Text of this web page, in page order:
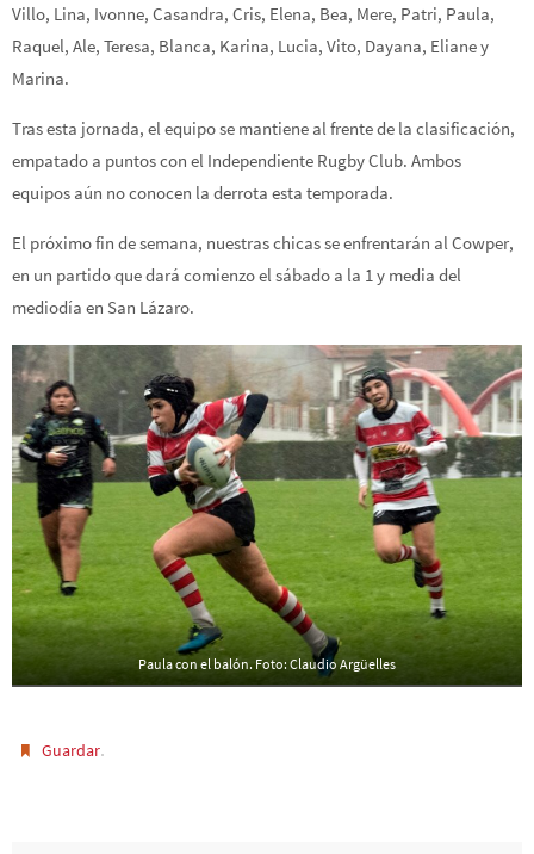
Villo, Lina, Ivonne, Casandra, Cris, Elena, Bea, Mere, Patri, Paula,
Raquel, Ale, Teresa, Blanca, Karina, Lucia, Vito, Dayana, Eliane y
Marina.
Tras esta jornada, el equipo se mantiene al frente de la clasificación,
empatado a puntos con el Independiente Rugby Club. Ambos
equipos aún no conocen la derrota esta temporada.
El próximo fin de semana, nuestras chicas se enfrentarán al Cowper,
en un partido que dará comienzo el sábado a la 1 y media del
mediodía en San Lázaro.
Paula con el balón. Foto: Claudio Argüelles
Guardar.